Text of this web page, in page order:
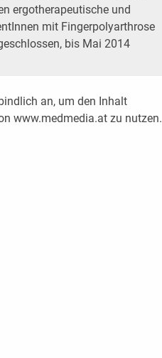
­ergotherapeutische und
mit Fingerpolyarthrose
bis Mai 2014
an, um den Inhalt
www.medmedia.at zu nutzen.